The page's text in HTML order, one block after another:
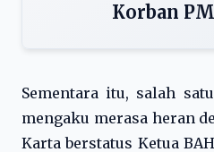
Korban
Sementara itu, salah
mengaku merasa heran
Karta berstatus Ketua